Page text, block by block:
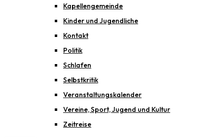
Kapellengemeinde
Kinder und Jugendliche
Kontakt
Politik
Schlafen
Selbstkritik
Veranstaltungskalender
Vereine, Sport, Jugend und Kultur
Zeitreise